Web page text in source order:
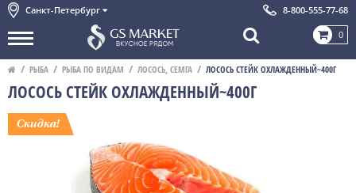
Санкт-Петербург 8-800-555-77-68
0
РЫБА РЫБА ПО ВИДАМ ЛОСОСЬ, СЕМГА ЛОСОСЬ СТЕЙК ОХЛАЖДЕННЫЙ~400Г
ЛОСОСЬ СТЕЙК ОХЛАЖДЕННЫЙ~400Г